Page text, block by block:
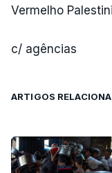
Vermelho
c/ agências
ARTIGOS